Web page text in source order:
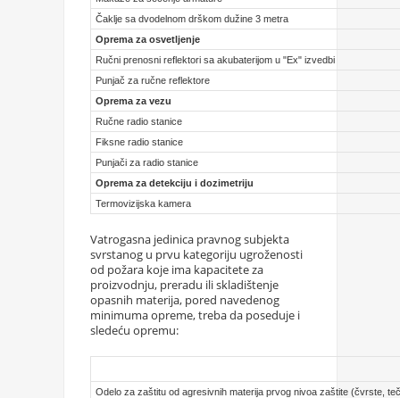
Čaklje sa dvodelnom drškom dužine 3 metra
Oprema za osvetljenje
Ručni prenosni reflektori sa akubaterijom u "Ex" izvedbi
Punjač za ručne reflektore
Oprema za vezu
Ručne radio stanice
Fiksne radio stanice
Punjači za radio stanice
Oprema za detekciju i dozimetriju
Termovizijska kamera
Vatrogasna jedinica pravnog subjekta
svrstanog u prvu kategoriju ugroženosti
od požara koje ima kapacitete za
proizvodnju, preradu ili skladištenje
opasnih materija, pored navedenog
minimuma opreme, treba da poseduje i
sledeću opremu:
Odelo za zaštitu od agresivnih materija prvog nivoa zaštite (čvrste,